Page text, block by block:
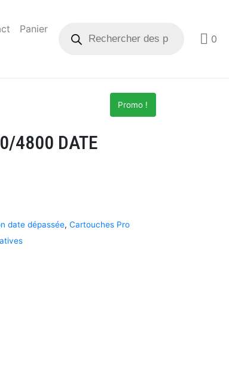
Panier
0
Promo !
4800 DATE
date dépassée, Cartouches Pro